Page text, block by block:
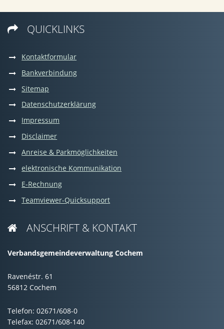
 QUICKLINKS
Kontaktformular
Bankverbindung
Sitemap
Datenschutzerklärung
Impressum
Disclaimer
Anreise & Parkmöglichkeiten
elektronische Kommunikation
E-Rechnung
Teamviewer-Quicksupport
 ANSCHRIFT & KONTAKT
Verbandsgemeindeverwaltung Cochem
Ravenéstr. 61
56812 Cochem
Telefon: 02671/608-0
Telefax: 02671/608-140